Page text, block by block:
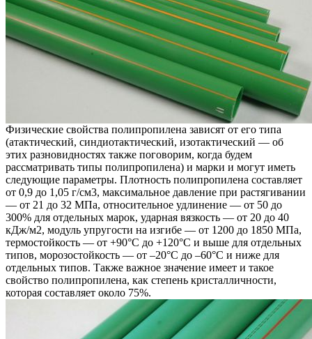
Физические свойства полипропилена зависят от его типа
(атактический, синдиотактический, изотактический — об
этих разновидностях также поговорим, когда будем
рассматривать типы полипропилена) и марки и могут иметь
следующие параметры. Плотность полипропилена составляет
от 0,9 до 1,05 г/см3, максимальное давление при растягивании
— от 21 до 32 МПа, относительное удлинение — от 50 до
300% для отдельных марок, ударная вязкость — от 20 до 40
кДж/м2, модуль упругости на изгибе — от 1200 до 1850 МПа,
термостойкость — от +90°С до +120°С и выше для отдельных
типов, морозостойкость — от –20°С до –60°С и ниже для
отдельных типов. Также важное значение имеет и такое
свойство полипропилена, как степень кристалличности,
которая составляет около 75%.